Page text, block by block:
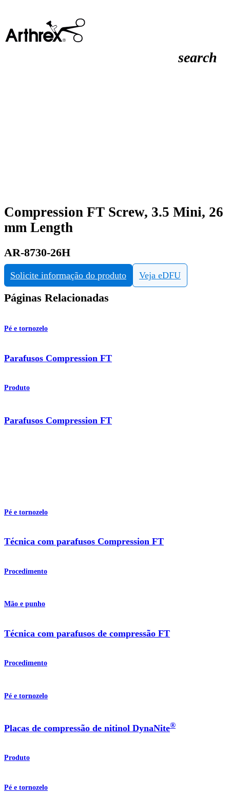
search
Compression FT Screw, 3.5 Mini, 26
mm Length
AR-8730-26H
Solicite informação do produto Veja eDFU
Páginas Relacionadas
Pé e tornozelo
Parafusos Compression FT
Produto
Parafusos Compression FT
Pé e tornozelo
Técnica com parafusos Compression FT
Procedimento
Mão e punho
Técnica com parafusos de compressão FT
Procedimento
Pé e tornozelo
Placas de compressão de nitinol DynaNite®
Produto
Pé e tornozelo